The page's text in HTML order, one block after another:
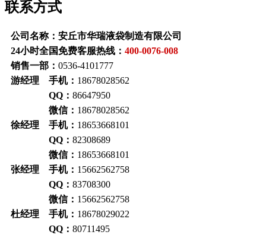
联系方式
公司名称：安丘市华瑞液袋制造有限公司
24小时全国免费客服热线： 400-0076-008
销售一部： 0536-4101777
游经理 手机： 18678028562
QQ： 86647950
微信： 18678028562
徐经理 手机： 18653668101
QQ： 82308689
微信： 18653668101
张经理 手机： 15662562758
QQ： 83708300
微信： 15662562758
杜经理 手机： 18678029022
QQ： 80711495